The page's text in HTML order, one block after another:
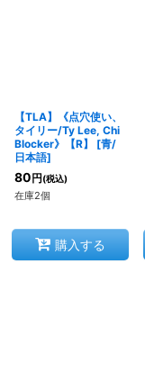
【TLA】《点穴使い、
タイリー/Ty Lee, Chi
Blocker》【R】
[青/
日本語]
80 円 (税込)
在庫2個
購入する